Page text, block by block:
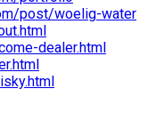
post/woelig-water
dealer.html